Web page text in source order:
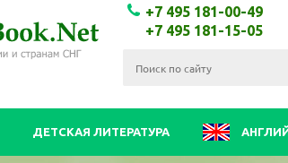
+7 495 181-00-49
+7 495 181-15-05
ДЕТСКАЯ ЛИТЕРАТУРА